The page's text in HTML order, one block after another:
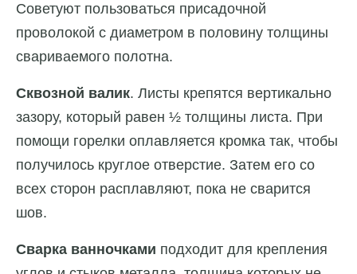
Советуют пользоваться присадочной
проволокой с диаметром в половину толщины
свариваемого полотна.
Сквозной валик. Листы крепятся вертикально
зазору, который равен ½ толщины листа. При
помощи горелки оплавляется кромка так, чтобы
получилось круглое отверстие. Затем его со
всех сторон расплавляют, пока не сварится
шов.
Сварка ванночками подходит для крепления